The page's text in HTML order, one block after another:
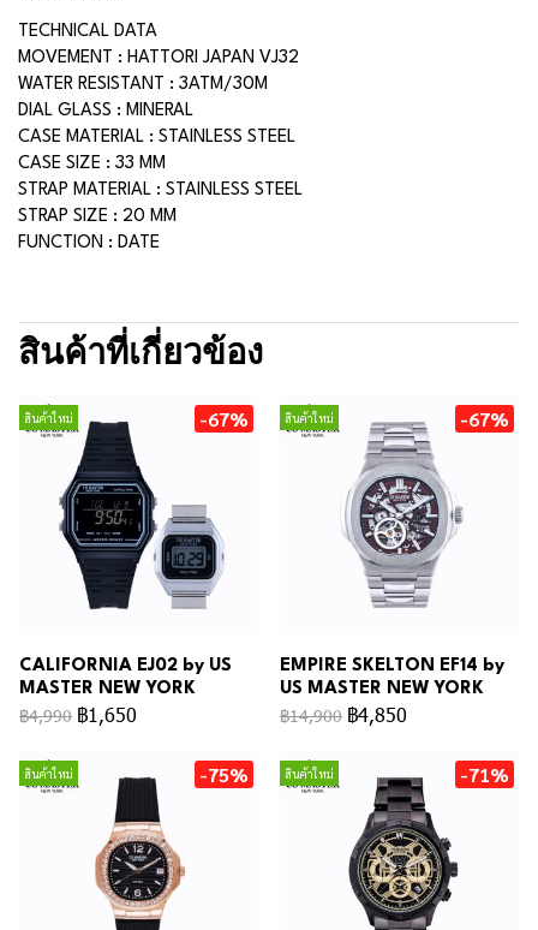
TECHNICAL DATA
MOVEMENT : HATTORI JAPAN VJ32
WATER RESISTANT : 3ATM/30M
DIAL GLASS : MINERAL
CASE MATERIAL : STAINLESS STEEL
CASE SIZE : 33 MM
STRAP MATERIAL : STAINLESS STEEL
STRAP SIZE : 20 MM
FUNCTION : DATE
สินค้าที่เกี่ยวข้อง
สินค้าใหม่ -67%
CALIFORNIA EJ02 by US
MASTER NEW YORK
฿4,990 ฿1,650
สินค้าใหม่ -67%
EMPIRE SKELTON EF14 by
US MASTER NEW YORK
฿14,900 ฿4,850
สินค้าใหม่ -75% สินค้าใหม่ -71%